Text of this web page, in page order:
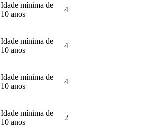
Idade mínima de
10 anos
4
Idade mínima de
10 anos
4
Idade mínima de
10 anos
4
Idade mínima de
10 anos
2